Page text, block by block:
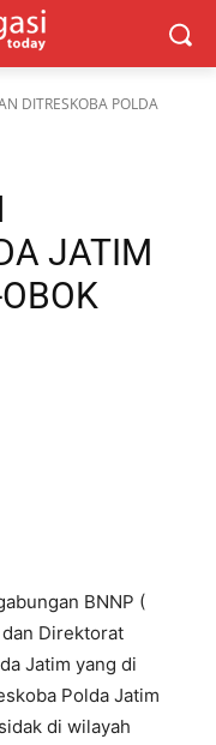
DITRESKOBA POLDA
JATIM
BNNP (
Direktorat
Jatim yang di
Polda Jatim
di wilayah